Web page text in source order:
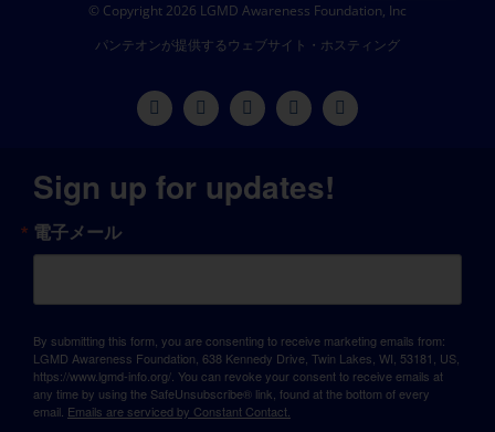
© Copyright 2026 LGMD Awareness Foundation, Inc
パンテオンが提供するウェブサイト・ホスティング
Sign up for updates!
電子メール
By submitting this form, you are consenting to receive marketing emails from:
LGMD Awareness Foundation, 638 Kennedy Drive, Twin Lakes, WI, 53181, US,
https://www.lgmd-info.org/. You can revoke your consent to receive emails at
any time by using the SafeUnsubscribe® link, found at the bottom of every
email. Emails are serviced by Constant Contact.